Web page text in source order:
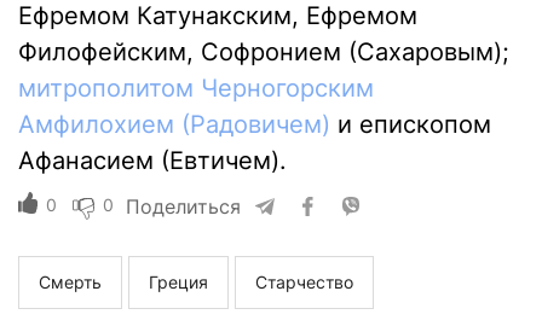
Ефремом Катунакским, Ефремом
Филофейским, Софронием (Сахаровым);
митрополитом Черногорским
Амфилохием (Радовичем) и епископом
Афанасием (Евтичем).
0 0 Поделиться
Смерть Греция Старчество